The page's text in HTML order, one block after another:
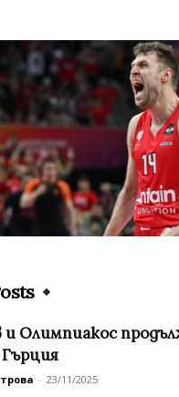
и Олимпиакос
- 23/11/2025